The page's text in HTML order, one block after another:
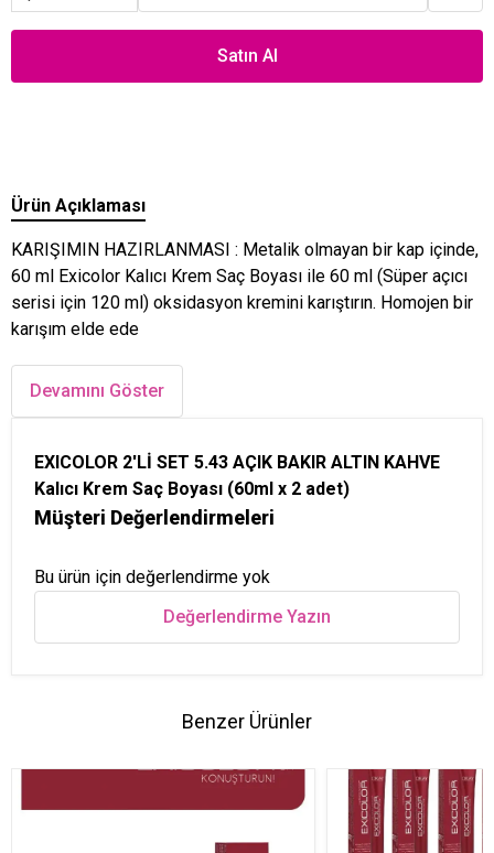
Satın Al
Ürün Açıklaması
KARIŞIMIN HAZIRLANMASI : Metalik olmayan bir kap içinde,
60 ml Exicolor Kalıcı Krem Saç Boyası ile 60 ml (Süper açıcı
serisi için 120 ml) oksidasyon kremini karıştırın. Homojen bir
karışım elde ede
Devamını Göster
EXICOLOR 2'Lİ SET 5.43 AÇIK BAKIR ALTIN KAHVE
Kalıcı Krem Saç Boyası (60ml x 2 adet)
Müşteri Değerlendirmeleri
Bu ürün için değerlendirme yok
Değerlendirme Yazın
Benzer Ürünler